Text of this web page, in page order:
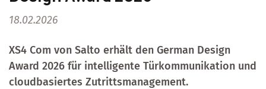
18.02.2026
XS4 Com von Salto erhält den German Design
Award 2026 für intelligente Türkommunikation und
cloudbasiertes Zutrittsmanagement.